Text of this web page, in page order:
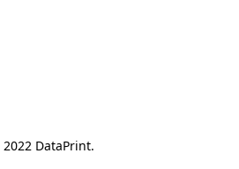
DataPrint.